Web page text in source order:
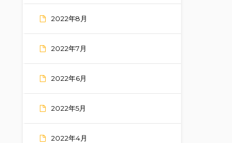
2022年8月
2022年7月
2022年6月
2022年5月
2022年4月